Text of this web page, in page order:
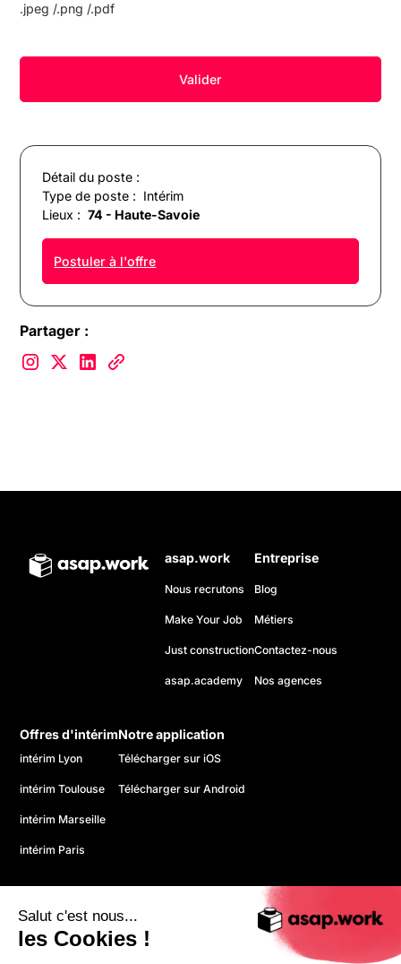
Salut c'est nous...
les Cookies !
Détail du poste :
Type de poste : Intérim
Lieux : 74 - Haute-Savoie
Postuler à l'offre
Partager :
.jpeg /.png /.pdf
asap.work
Nous recrutons
Make Your Job
Just construction
asap.academy
Entreprise
Blog
Métiers
Contactez-nous
Nos agences
Offres d'intérim
intérim Lyon
intérim Toulouse
intérim Marseille
intérim Paris
Notre application
Télécharger sur iOS
Télécharger sur Android